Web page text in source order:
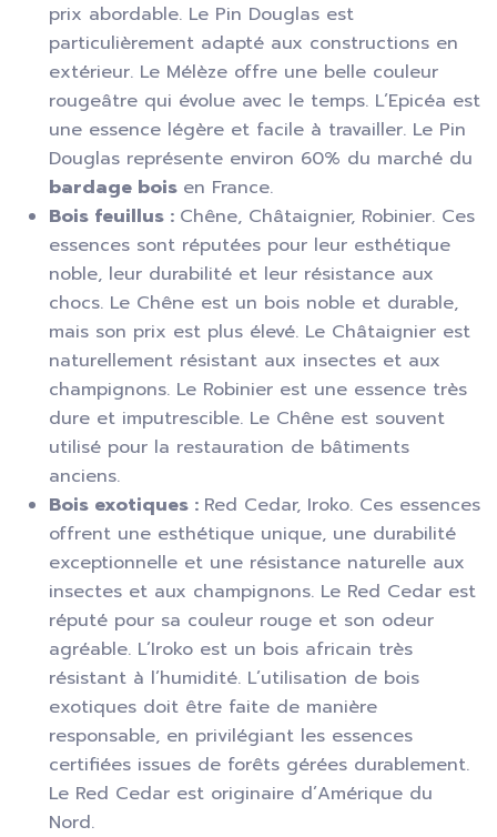
prix abordable. Le Pin Douglas est
particulièrement adapté aux constructions en
extérieur. Le Mélèze offre une belle couleur
rougeâtre qui évolue avec le temps. L’Epicéa est
une essence légère et facile à travailler. Le Pin
Douglas représente environ 60% du marché du
bardage bois en France.
Bois feuillus : Chêne, Châtaignier, Robinier. Ces
essences sont réputées pour leur esthétique
noble, leur durabilité et leur résistance aux
chocs. Le Chêne est un bois noble et durable,
mais son prix est plus élevé. Le Châtaignier est
naturellement résistant aux insectes et aux
champignons. Le Robinier est une essence très
dure et imputrescible. Le Chêne est souvent
utilisé pour la restauration de bâtiments
anciens.
Bois exotiques : Red Cedar, Iroko. Ces essences
offrent une esthétique unique, une durabilité
exceptionnelle et une résistance naturelle aux
insectes et aux champignons. Le Red Cedar est
réputé pour sa couleur rouge et son odeur
agréable. L’Iroko est un bois africain très
résistant à l’humidité. L’utilisation de bois
exotiques doit être faite de manière
responsable, en privilégiant les essences
certifiées issues de forêts gérées durablement.
Le Red Cedar est originaire d’Amérique du
Nord.